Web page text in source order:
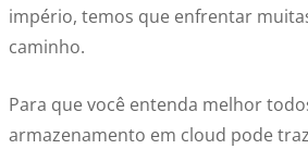
império, temos que enfrentar
caminho.
Para que você entenda melhor
armazenamento em cloud pode